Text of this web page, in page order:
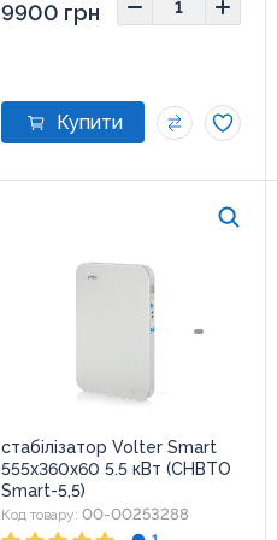
9900 грн
стабілізатор Volter Smart
555х360х60 5.5 кВт (СНВТО
Smart-5,5)
Код товару: 00-00253288